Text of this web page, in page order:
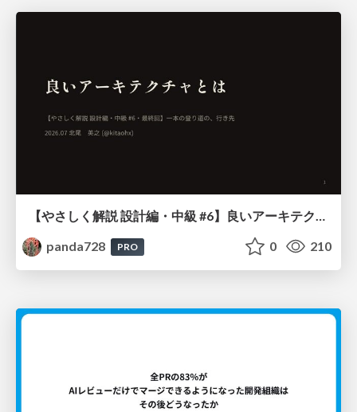
【やさしく解説 設計編・中級 #6】良いアーキテクチャとは ～ 一本の登り道の、行き先 ～
panda728
PRO 0 210